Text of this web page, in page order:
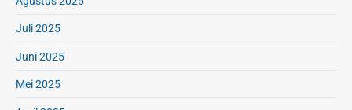
Juli 2025
Juni 2025
Mei 2025